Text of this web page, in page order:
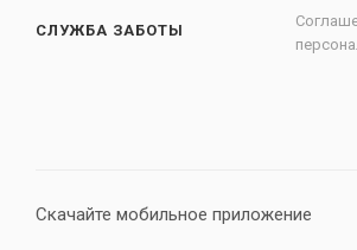
СЛУЖБА ЗАБОТЫ
Скачайте мобильное приложение